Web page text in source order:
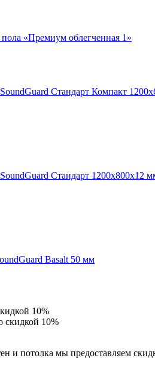
«Премиум облегченная 1»
Стандарт Компакт
Стандарт 1200х800х12
Basalt 50 мм
10%
и потолка мы предоставляем